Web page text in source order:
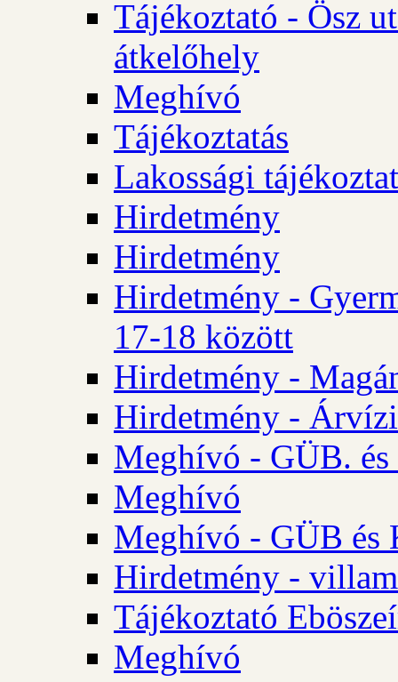
Tájékoztató - Ösz
átkelőhely
Meghívó
Tájékoztatás
Lakossági
Hirdetmény
Hirdetmény
Hirdetmény -
17-18 között
Hirdetmény -
Hirdetmény -
Meghívó - GÜB.
Meghívó
Meghívó - GÜB és
Hirdetmény -
Tájékoztató
Meghívó